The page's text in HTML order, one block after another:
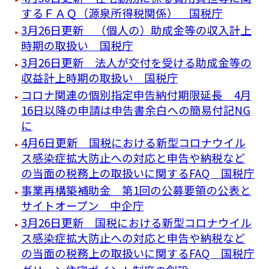
するＦＡＱ（源泉所得税関係） 国税庁
3月26日更新 （個人の）助成金等の収入計上
時期の取扱い 国税庁
3月26日更新 法人が交付を受ける助成金等の
収益計上時期の取扱い 国税庁
コロナ関連の個別指定申告納付期限延長 4月
16日以降の申請は申告書余白への簡易付記NG
に
4月6日更新 国税における新型コロナウイル
ス感染症拡大防止への対応と申告や納税など
の当面の税務上の取扱いに関するFAQ 国税庁
事業再構築補助金 第1回の公募要領の公表と
サイトオープン 中企庁
3月26日更新 国税における新型コロナウイル
ス感染症拡大防止への対応と申告や納税など
の当面の税務上の取扱いに関するFAQ 国税庁